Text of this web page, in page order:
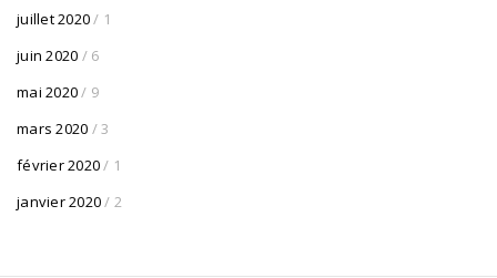
juillet 2020/ 1
juin 2020 / 6
mai 2020/ 9
mars 2020 / 3
février 2020/ 1
janvier 2020/ 2